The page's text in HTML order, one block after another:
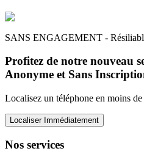
SANS ENGAGEMENT -
Profitez de notre nouveau
Anonyme et Sans
Localisez un téléphone en moins
Localiser Immédiatement
Nos services